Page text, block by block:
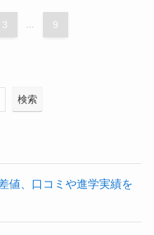
3 ... 9
検索
値、口コミや進学実績を